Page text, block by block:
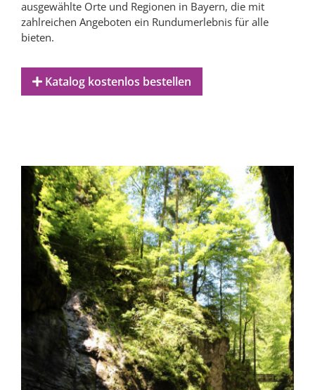
ausgewählte Orte und Regionen in Bayern, die mit
zahlreichen Angeboten ein Rundumerlebnis für alle
bieten.
Katalog kostenlos bestellen